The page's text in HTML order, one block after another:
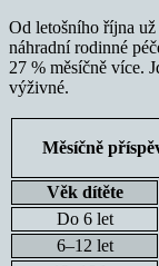
Od letošního října
náhradní rodinné
27 % měsíčně více.
výživné.
Měsíčně
Věk dítěte
Do 6 let
6–12 let